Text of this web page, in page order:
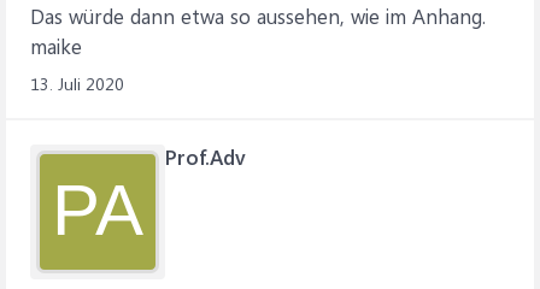
Das würde dann etwa so aussehen, wie im Anhang.
maike
13. Juli 2020
PA
Prof.Adv